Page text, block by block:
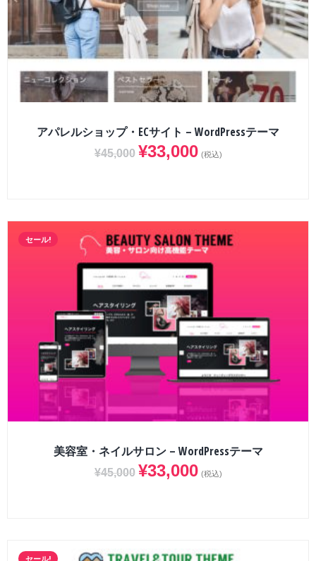
アパレルショップ・ECサイト – WordPressテーマ
¥45,000 ¥33,000 (税込)
セール!
美容室・ネイルサロン – WordPressテーマ
¥45,000 ¥33,000 (税込)
セール!